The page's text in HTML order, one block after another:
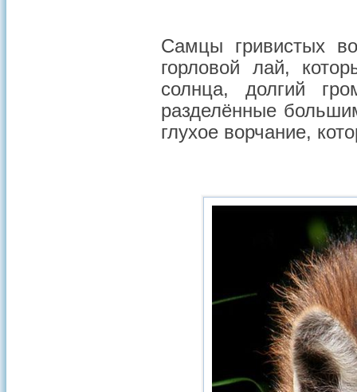
Самцы гривистых
горловой лай,
солнца, долгий
разделённые
глухое ворчание,